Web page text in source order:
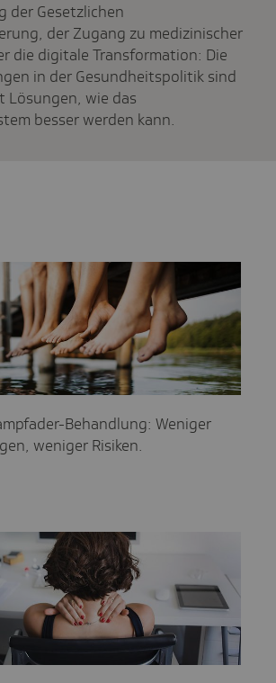
der Gesetzlichen
der Zugang zu medizinischer
die digitale Transformation: Die
in der Gesundheitspolitik sind
Lösungen, wie das
besser werden kann.
Behandlung: Weniger
weniger Risiken.